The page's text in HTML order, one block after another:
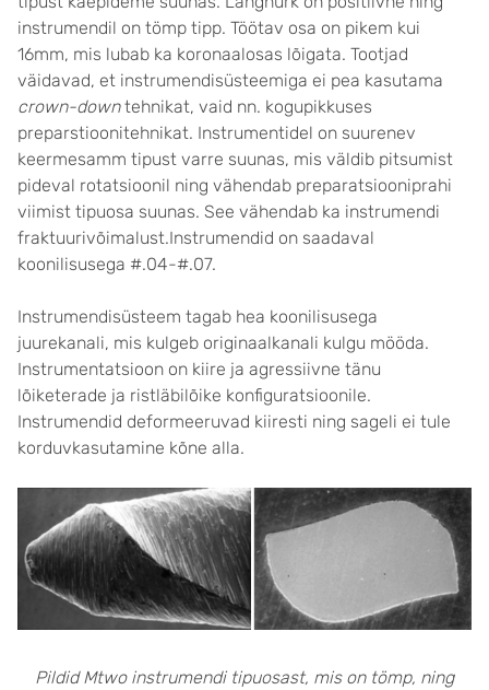
instrumendil on tömp tipp. Töötav osa on pikem kui
16mm, mis lubab ka koronaalosas lõigata. Tootjad
väidavad, et instrumendisüsteemiga ei pea kasutama
crown-downtehnikat, vaid nn. kogupikkuses
preparstioonitehnikat. Instrumentidel on suurenev
keermesamm tipust varre suunas, mis väldib pitsumist
pideval rotatsioonil ning vähendab preparatsiooniprahi
viimist tipuosa suunas. See vähendab ka instrumendi
fraktuurivõimalust.Instrumendid on saadaval
koonilisusega #.04-#.07.
Instrumendisüsteem tagab hea koonilisusega
juurekanali, mis kulgeb originaalkanali kulgu mööda.
Instrumentatsioon on kiire ja agressiivne tänu
lõiketerade ja ristläbilõike konfiguratsioonile.
Instrumendid deformeeruvad kiiresti ning sageli ei tule
korduvkasutamine kõne alla.
Pildid Mtwo instrumendi tipuosast, mis on tömp, ning